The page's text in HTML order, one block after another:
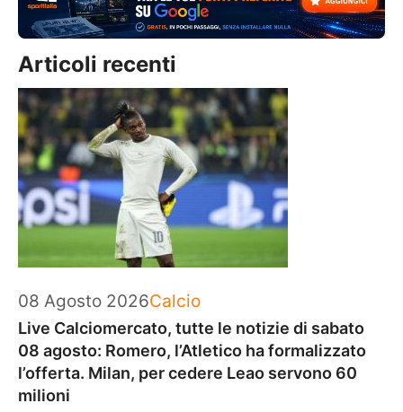
Articoli recenti
08 Agosto 2026Categorie
Calcio
Live Calciomercato, tutte le notizie di sabato
08 agosto: Romero, l’Atletico ha formalizzato
l’offerta. Milan, per cedere Leao servono 60
milioni